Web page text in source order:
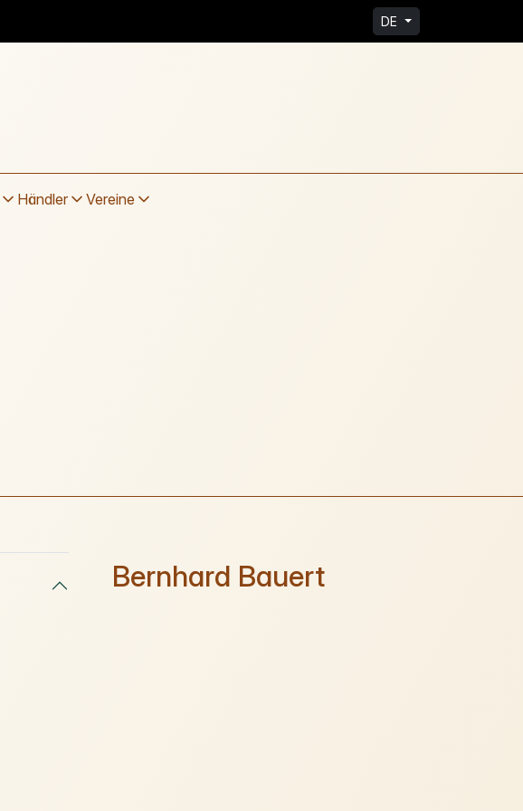
DE
Händler Vereine
Bernhard Bauert